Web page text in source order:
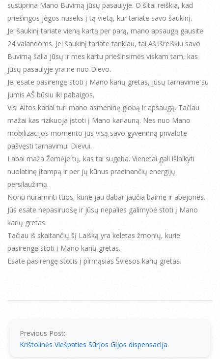
sustiprina Mano Buvimą jūsų pasaulyje. O šitai reiškia, kad
priešingos jėgos nuseks į tą vietą, kur tariate savo šaukinį.
Jei šaukinį tariate vieną kartą per parą, mano apsaugą gausite
24 valandoms. Jei šaukinį tariate tankiau, tai Aš išreiškiu savo
Buvimą šalia jūsų ir mes kartu priešinsimės viskam tam, kas
jūsų pasaulyje yra ne nuo Dievo.
Jei esate pasirengę stoti į Mano karių gretas, jūsų tarnavime su
jumis AŠ būsiu iki pabaigos.
Visi Alfos kariai turi mano asmeninę globą ir apsaugą. Tačiau
mažai kas rizikuoja įstoti į Mano kariauną. Nes nuo Mano
mobilizacijos momento jūs visą savo gyvenimą privalote
pašvęsti tarnavimui Dievui.
Labai maža Žemėje tų, kas tai sugeba. Vienetai gali išlaikyti
nuolatinę įtampą ir per jų kūnus praeinančių energijų
persilaužimą.
Noriu nuraminti tuos, kurie jau dabar jaučia baimę ir abejones.
Jūs esate nepasiruošę ir jūsų nepalies galimybė stoti į Mano
karių gretas.
Tačiau iš skaitančių šį Laišką yra keletas žmonių, kurie
pasirengę stoti į Mano karių gretas.
Esate pasirengę stotis į pirmąsias Šviesos karių gretas.
Previous Post:
Krištolinės Viešpaties Sūrjos Gijos dispensacija